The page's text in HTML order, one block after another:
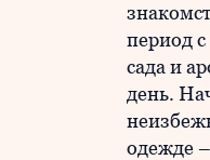
период
сада и
день.
одежде